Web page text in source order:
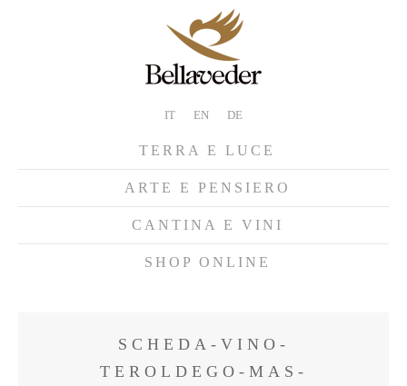
IT EN DE
TERRA E LUCE
ARTE E PENSIERO
CANTINA E VINI
SHOP ONLINE
SCHEDA-VINO-
TEROLDEGO-MAS-